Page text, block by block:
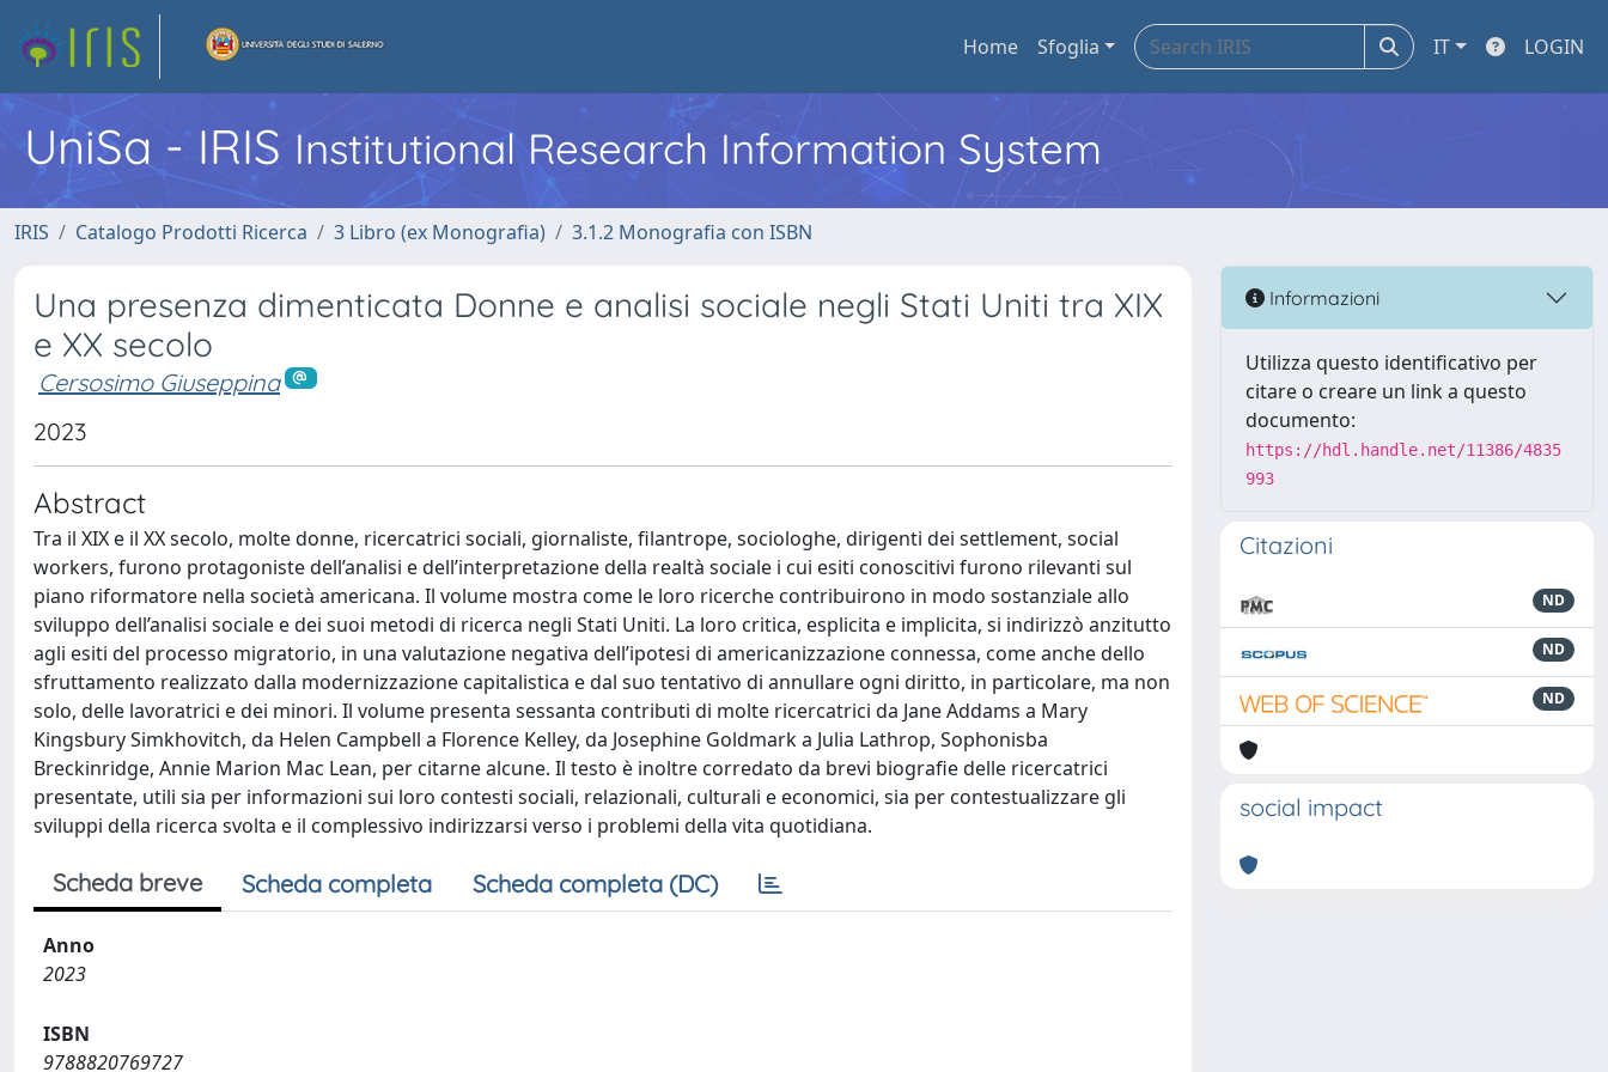
Home Sfoglia IT LOGIN
UniSa - IRIS Institutional Research Information System
IRIS Catalogo Prodotti Ricerca 3 Libro (ex Monografia) 3.1.2 Monografia con ISBN
Una presenza dimenticata Donne e analisi sociale negli Stati Uniti tra XIX
e XX secolo
Cersosimo Giuseppina
2023
Abstract
Tra il XIX e il XX secolo, molte donne, ricercatrici sociali, giornaliste, filantrope, sociologhe, dirigenti dei settlement, social
workers, furono protagoniste dell’analisi e dell’interpretazione della realtà sociale i cui esiti conoscitivi furono rilevanti sul
piano riformatore nella società americana. Il volume mostra come le loro ricerche contribuirono in modo sostanziale allo
sviluppo del­l’analisi sociale e dei suoi metodi di ricerca negli Stati Uniti. La loro critica, esplicita e implicita, si indirizzò anzitutto
agli esiti del processo migratorio, in una valutazione negativa dell’ipotesi di americanizzazione connessa, come anche dello
sfruttamento realizzato dalla modernizzazione capitalistica e dal suo tentativo di annullare ogni diritto, in particolare, ma non
solo, delle lavoratrici e dei minori. Il volume presenta sessanta contributi di molte ricercatrici da Jane Addams a Mary
Kingsbury Simkhovitch, da Helen Campbell a Florence Kelley, da Josephine Goldmark a Julia Lathrop, Sophonisba
Breckinridge, Annie Marion Mac Lean, per citarne alcune. Il testo è inoltre corredato da brevi biografie delle ricercatrici
presentate, utili sia per informazioni sui loro contesti sociali, relazionali, culturali e economici, sia per contestualizzare gli
sviluppi della ricerca svolta e il complessivo indirizzarsi verso i problemi della vita quotidiana.
Scheda breve Scheda completa Scheda completa (DC)
Anno
2023
ISBN
9788820769727
Informazioni
Utilizza questo identificativo per
citare o creare un link a questo
documento:
https://hdl.handle.net/11386/4835
993
Citazioni
ND
ND
ND
social impact